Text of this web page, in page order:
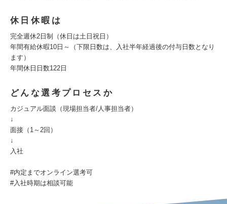
休日休暇は
完全週休2日制（休日は土日祝日）
年間有給休暇10日～（下限日数は、入社半年経過後の付与日数となり
ます）
年間休日日数122日
どんな選考プロセスか
カジュアル面談（現場担当者/人事担当者）
↓
面接（1～2回）
↓
入社
#内定までオンライン選考可
#入社時期は相談可能